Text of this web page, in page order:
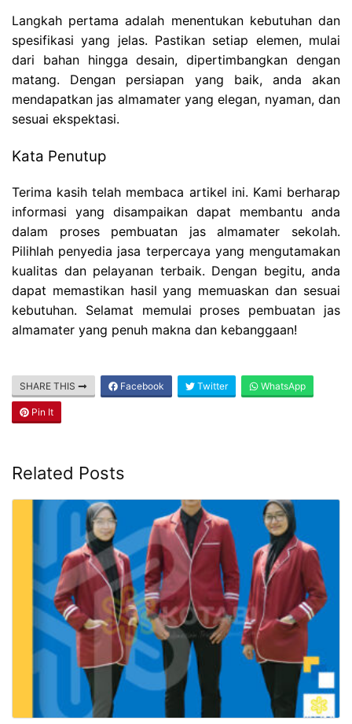
Langkah pertama adalah menentukan kebutuhan dan
spesifikasi yang jelas. Pastikan setiap elemen, mulai
dari bahan hingga desain, dipertimbangkan dengan
matang. Dengan persiapan yang baik, anda akan
mendapatkan jas almamater yang elegan, nyaman, dan
sesuai ekspektasi.
Kata Penutup
Terima kasih telah membaca artikel ini. Kami berharap
informasi yang disampaikan dapat membantu anda
dalam proses pembuatan jas almamater sekolah.
Pilihlah penyedia jasa terpercaya yang mengutamakan
kualitas dan pelayanan terbaik. Dengan begitu, anda
dapat memastikan hasil yang memuaskan dan sesuai
kebutuhan. Selamat memulai proses pembuatan jas
almamater yang penuh makna dan kebanggaan!
SHARE THIS Facebook Twitter WhatsApp
Pin It
Related Posts